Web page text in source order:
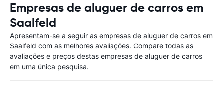
Empresas de aluguer de carros em
Saalfeld
Apresentam-se a seguir as empresas de aluguer de carros em
Saalfeld com as melhores avaliações. Compare todas as
avaliações e preços destas empresas de aluguer de carros
em uma única pesquisa.